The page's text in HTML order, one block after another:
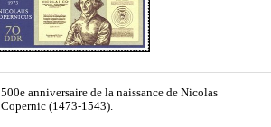
500e anniversaire de la naissance de Nicolas
Copernic (1473-1543).